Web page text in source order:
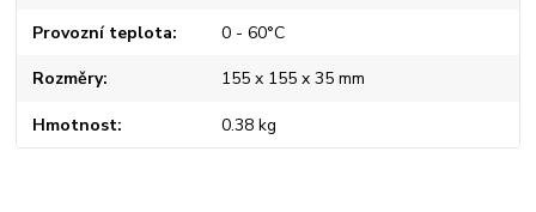
Provozní teplota 0 - 60°C
Rozměry 155 x 155 x 35 mm
Hmotnost 0.38 kg